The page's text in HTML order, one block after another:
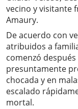
vecino y visitante
Amaury.
De acuerdo con
atribuidos a
comenzó
presuntamente
chocada y en
escalado
mortal.